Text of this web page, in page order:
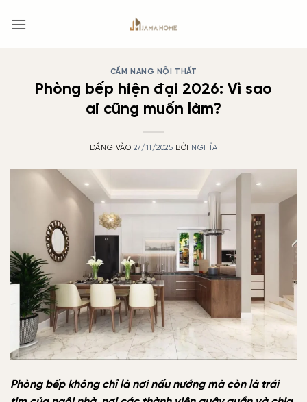
qua
CẨM NANG NỘI THẤT
Phòng bếp hiện đại 2026: Vì sao
ai cũng muốn làm?
ĐĂNG VÀO 27/11/2025 BỞI NGHĨA
Phòng bếp không chỉ là nơi nấu nướng mà còn là trái